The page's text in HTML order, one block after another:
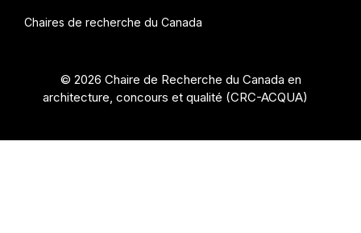
Chaires de recherche du Canada
© 2026 Chaire de Recherche du Canada en
architecture, concours et qualité (CRC-ACQUA)